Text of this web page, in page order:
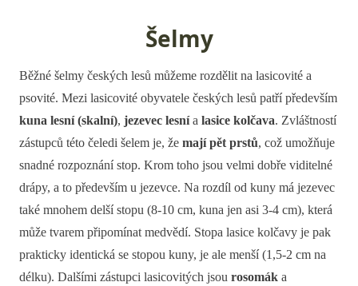
Šelmy
Běžné šelmy českých lesů můžeme rozdělit na lasicovité a
psovité. Mezi lasicovité obyvatele českých lesů patří především
kuna lesní (skalní), jezevec lesnía lasice kolčava. Zvláštností
zástupců této čeledi šelem je, že mají pět prstů, což umožňuje
snadné rozpoznání stop. Krom toho jsou velmi dobře viditelné
drápy, a to především u jezevce. Na rozdíl od kuny má jezevec
také mnohem delší stopu (8-10 cm, kuna jen asi 3-4 cm), která
může tvarem připomínat medvědí. Stopa lasice kolčavy je pak
prakticky identická se stopou kuny, je ale menší (1,5-2 cm na
délku). Dalšími zástupci lasicovitých jsou rosomák a